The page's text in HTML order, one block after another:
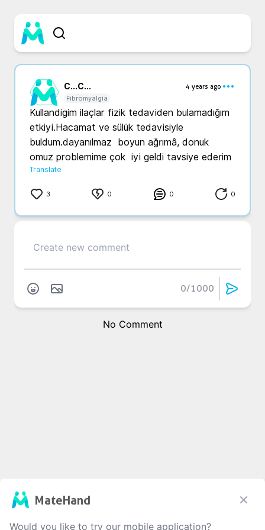
C...C...
4 years ago
Fibromyalgia
Kullandigim ilaçlar fizik tedaviden bulamadığım
etkiyi.Hacamat ve sülük tedavisiyle
buldum.dayanılmaz  boyun ağrımâ, donuk
omuz problemime çok  iyi geldi tavsiye ederim
Translate
3 0 0 0
0/1000
No Comment
MateHand
Would you like to try our mobile application?